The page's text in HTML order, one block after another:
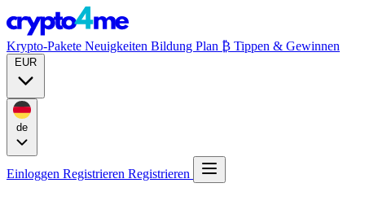
Krypto-Pakete Neuigkeiten Bildung Plan ₿ Tippen & Gewinnen
Einloggen Registrieren Registrieren